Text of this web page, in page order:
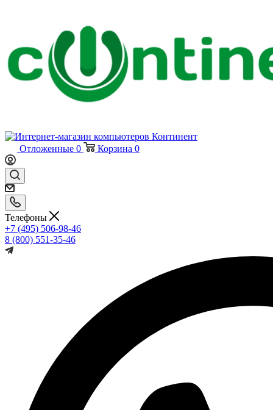
Отложенные 0 Корзина 0
Телефоны
+7 (495) 506-98-46
8 (800) 551-35-46